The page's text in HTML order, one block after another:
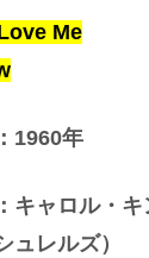
Me
1960年
キャロル・キ
ュレルズ）